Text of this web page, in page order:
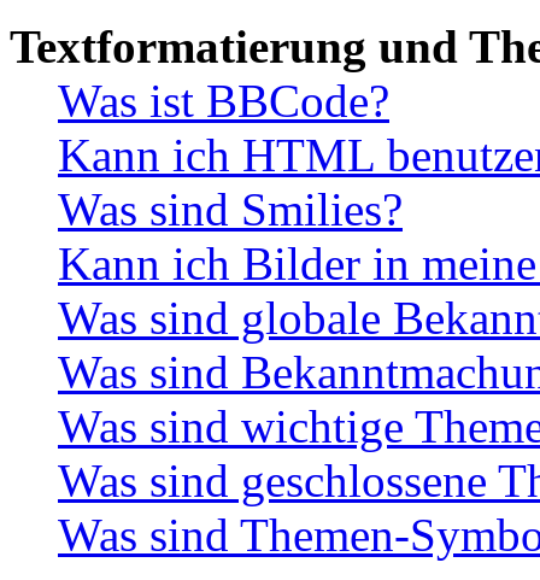
Textformatierung und
Was ist BBCode?
Kann ich HTML
Was sind Smilies?
Kann ich Bilder in
Was sind globale
Was sind
Was sind wichtige
Was sind geschlossene
Was sind Themen-